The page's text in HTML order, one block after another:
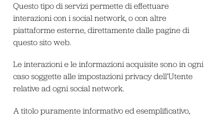
Questo tipo di servizi permette di effettuare
interazioni con i social network, o con altre
piattaforme esterne, direttamente dalle pagine di
questo sito web.
Le interazioni e le informazioni acquisite sono in ogni
caso soggette alle impostazioni privacy dell’Utente
relative ad ogni social network.
A titolo puramente informativo ed esemplificativo,